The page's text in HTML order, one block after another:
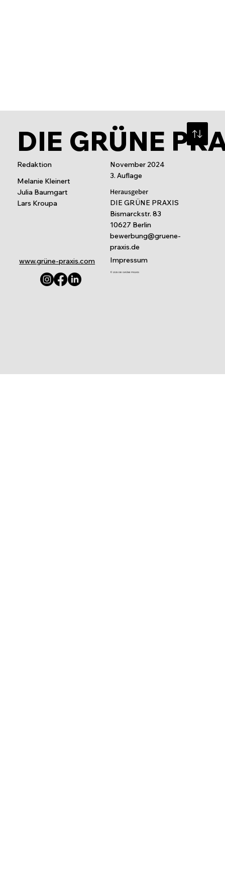
DIE GRÜNE
November 2024
3. Auflage
Herausgeber
DIE GRÜNE PRAXIS
Bismarckstr. 83
10627 Berlin
bewerbung@gruene-
praxis.de
www.grüne-praxis.com
Redaktion
Melanie Kleinert
Julia Baumgart
Lars Kroupa
Impressum
© 2025 DIE GRÜNE PRAXIS